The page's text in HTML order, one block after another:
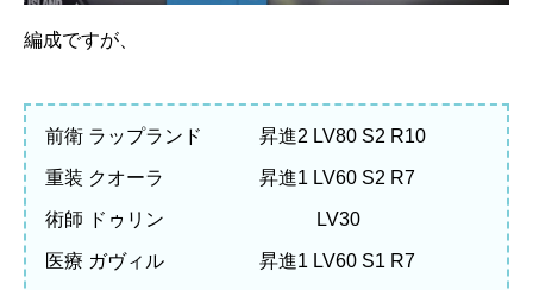
編成ですが、
前衛 ラップランド 昇進2 LV80 S2 R10
重装 クオーラ 昇進1 LV60 S2 R7
術師 ドゥリン LV30
医療 ガヴィル 昇進1 LV60 S1 R7